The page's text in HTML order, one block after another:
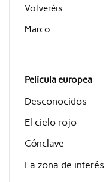
Volveréis
Marco
Película europea
Desconocidos
El cielo rojo
Cónclave
La zona de interés